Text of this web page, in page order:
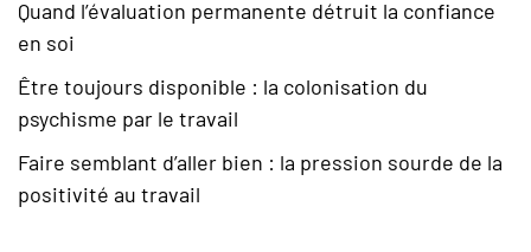
Quand l’évaluation permanente détruit la confiance
en soi
Être toujours disponible : la colonisation du
psychisme par le travail
Faire semblant d’aller bien : la pression sourde de la
positivité au travail